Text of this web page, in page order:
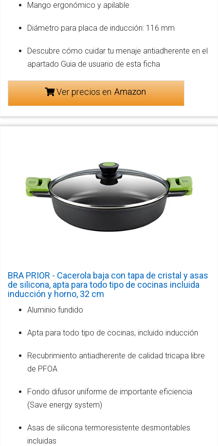
Mango ergonómico y apilable
Diámetro para placa de inducción: 116 mm
Descubre cómo cuidar tu menaje antiadherente en el
apartado Guia de usuario de esta ficha
Ver precios en
BRA PRIOR - Cacerola baja con tapa de cristal y asas
de silicona, apta para todo tipo de cocinas incluida
inducción y horno, 32 cm
Aluminio fundido
Apta para todo tipo de cocinas, incluido inducción
Recubrimiento antiadherente de calidad tricapa libre
de PFOA
Fondo difusor uniforme de importante eficiencia
(Save energy system)
Asas de silicona termoresistente desmontables
incluidas